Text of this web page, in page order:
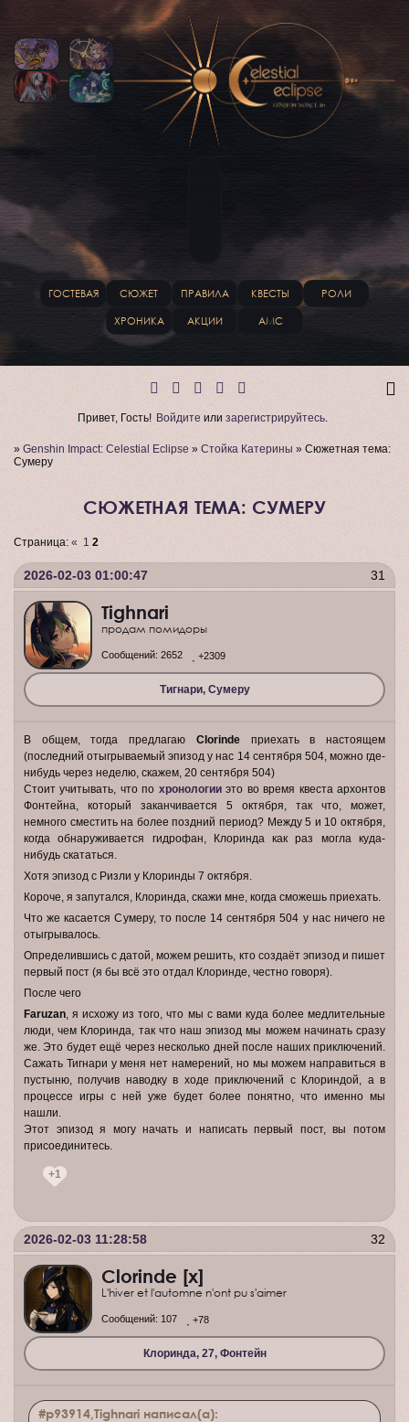
ГОСТЕВАЯ СЮЖЕТ ПРАВИЛА КВЕСТЫ РОЛИ
ХРОНИКА АКЦИИ АМС
Привет, Гость! Войдите или зарегистрируйтесь.
» Genshin Impact: Celestial Eclipse » Стойка Катерины » Сюжетная тема:
Сумеру
СЮЖЕТНАЯ ТЕМА: СУМЕРУ
Страница: « 1 2
31
2026-02-03 01:00:47
Tighnari
продам помидоры
Тигнари, Сумеру
Сообщений: 2652 +2309
В общем, тогда предлагаю Clorindeприехать в настоящем
(последний отыгрываемый эпизод у нас 14 сентября 504, можно где-
нибудь через неделю, скажем, 20 сентября 504)
Стоит учитывать, что по хронологииэто во время квеста архонтов
Фонтейна, который заканчивается 5 октября, так что, может,
немного сместить на более поздний период? Между 5 и 10 октября,
когда обнаруживается гидрофан, Клоринда как раз могла куда-
нибудь скататься.
Хотя эпизод с Ризли у Клоринды 7 октября.
Короче, я запутался, Клоринда, скажи мне, когда сможешь приехать.
Что же касается Сумеру, то после 14 сентября 504 у нас ничего не
отыгрывалось.
Определившись с датой, можем решить, кто создаёт эпизод и пишет
первый пост (я бы всё это отдал Клоринде, честно говоря).
После чего
Faruzan, я исхожу из того, что мы с вами куда более медлительные
люди, чем Клоринда, так что наш эпизод мы можем начинать сразу
же. Это будет ещё через несколько дней после наших приключений.
Сажать Тигнари у меня нет намерений, но мы можем направиться в
пустыню, получив наводку в ходе приключений с Клориндой, а в
процессе игры с ней уже будет более понятно, что именно мы
нашли.
Этот эпизод я могу начать и написать первый пост, вы потом
присоединитесь.
+1
32
2026-02-03 11:28:58
Clorinde [x]
L'hiver et l'automne n'ont pu s'aimer
Клоринда, 27, Фонтейн
Сообщений: 107 +78
#p93914,Tighnari написал(а):